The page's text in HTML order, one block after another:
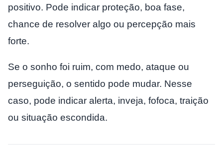
positivo. Pode indicar proteção, boa fase,
chance de resolver algo ou percepção mais
forte.
Se o sonho foi ruim, com medo, ataque ou
perseguição, o sentido pode mudar. Nesse
caso, pode indicar alerta, inveja, fofoca, traição
ou situação escondida.